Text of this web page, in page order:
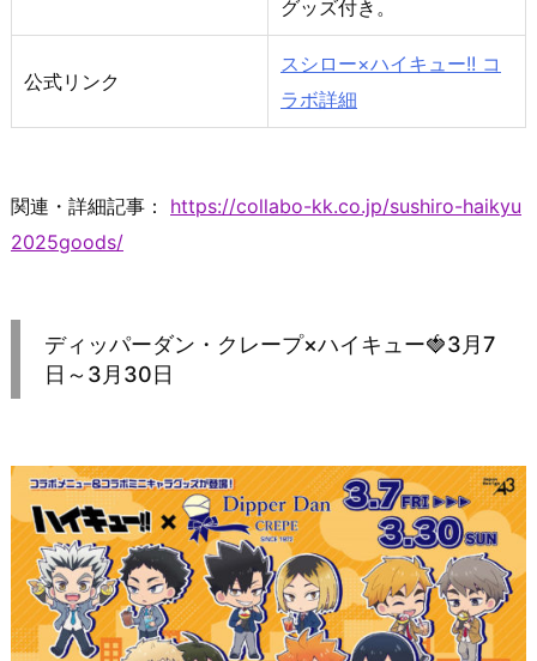
グッズ付き。
公式リンク
スシロー×ハイキュー!! コ
ラボ詳細
関連・詳細記事：
https://collabo-kk.co.jp/sushiro-haikyu
2025goods/
ディッパーダン・クレープ×ハイキュー🍓3月7
日～3月30日